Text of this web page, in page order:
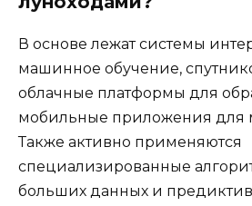
В основе лежат системы
машинное обучение,
облачные платформы для
мобильные приложения для
Также активно применяются
специализированные
больших данных и